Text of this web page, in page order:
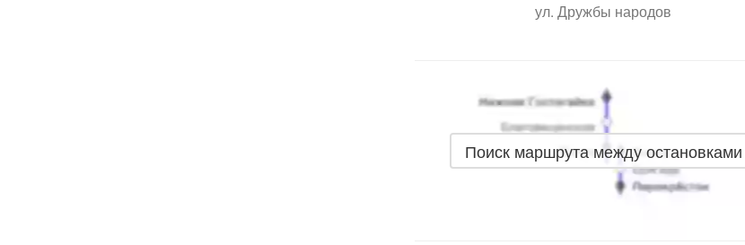
ул. Дружбы народов
Поиск маршрута между остановками